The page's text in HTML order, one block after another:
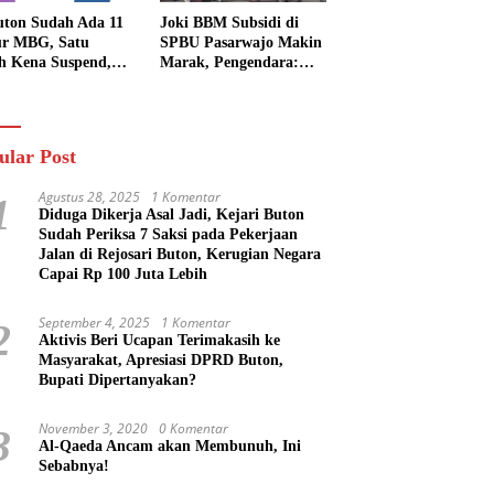
Sudah Ada 11
MBG, Satu
Kena Suspend,
Joki BBM Subsidi di
SPBU Pasarwajo Makin
Marak, Pengendara:
Post
Agustus 28, 2025 1 Komentar
Diduga Dikerja Asal Jadi, Kejari Buton
Sudah Periksa 7 Saksi pada Pekerjaan
Jalan di Rejosari Buton, Kerugian Negara
Capai Rp 100 Juta Lebih
September 4, 2025 1 Komentar
Aktivis Beri Ucapan Terimakasih ke
Masyarakat, Apresiasi DPRD Buton,
Bupati Dipertanyakan?
November 3, 2020 0 Komentar
Al-Qaeda Ancam akan Membunuh, Ini
Sebabnya!